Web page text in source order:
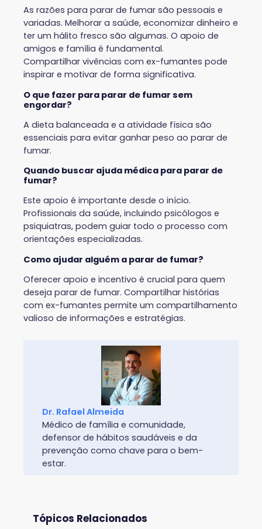
As razões para parar de fumar são pessoais e
variadas. Melhorar a saúde, economizar dinheiro e
ter um hálito fresco são algumas. O apoio de
amigos e família é fundamental.
Compartilhar vivências com ex-fumantes pode
inspirar e motivar de forma significativa.
O que fazer para parar de fumar sem
engordar?
A dieta balanceada e a atividade física são
essenciais para evitar ganhar peso ao parar de
fumar.
Quando buscar ajuda médica para parar de
fumar?
Este apoio é importante desde o início.
Profissionais da saúde, incluindo psicólogos e
psiquiatras, podem guiar todo o processo com
orientações especializadas.
Como ajudar alguém a parar de fumar?
Oferecer apoio e incentivo é crucial para quem
deseja parar de fumar. Compartilhar histórias
com ex-fumantes permite um compartilhamento
valioso de informações e estratégias.
Dr. Rafael Almeida
Médico de família e comunidade,
defensor de hábitos saudáveis e da
prevenção como chave para o bem-
estar.
Tópicos Relacionados